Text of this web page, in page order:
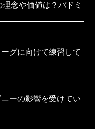
念や価値は？バドミ
グに向けて練習して
ーの影響を受けてい